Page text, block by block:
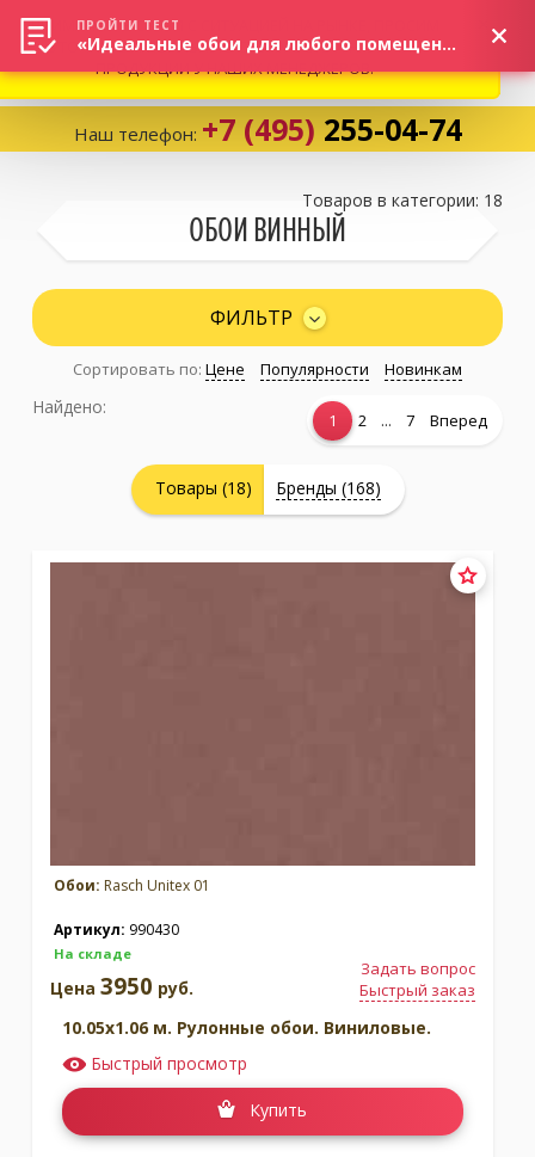
Избранное:0 товаров
Каталог
Личный кабинет
Наш телефон: +7 (495) 255-04-74
ОБОИ ВИННЫЙ
Товаров в категории: 18
ФИЛЬТР
Сортировать по: Цене Популярности Новинкам
1 2 ... 7 Вперед
Найдено:
Товары (18) Бренды (168)
Обои: Rasch Unitex 01
Артикул: 990430
На складе
Задать вопрос
Быстрый заказ
Цена 3950 руб.
10.05x1.06 м. Рулонные обои. Виниловые.
Быстрый просмотр
Купить
ВНИМАНИЕ! В СВЯЗИ С СИТУАЦИЕЙ НА РЫНКЕ, ПРОСИМ
УТОЧНЯТЬ АКТУАЛЬНУЮ СТОИМОСТЬ И НАЛИЧИЕ
ПРОДУКЦИИ У НАШИХ МЕНЕДЖЕРОВ.
ПРОЙТИ ТЕСТ
«Идеальные обои для любого помещения!»